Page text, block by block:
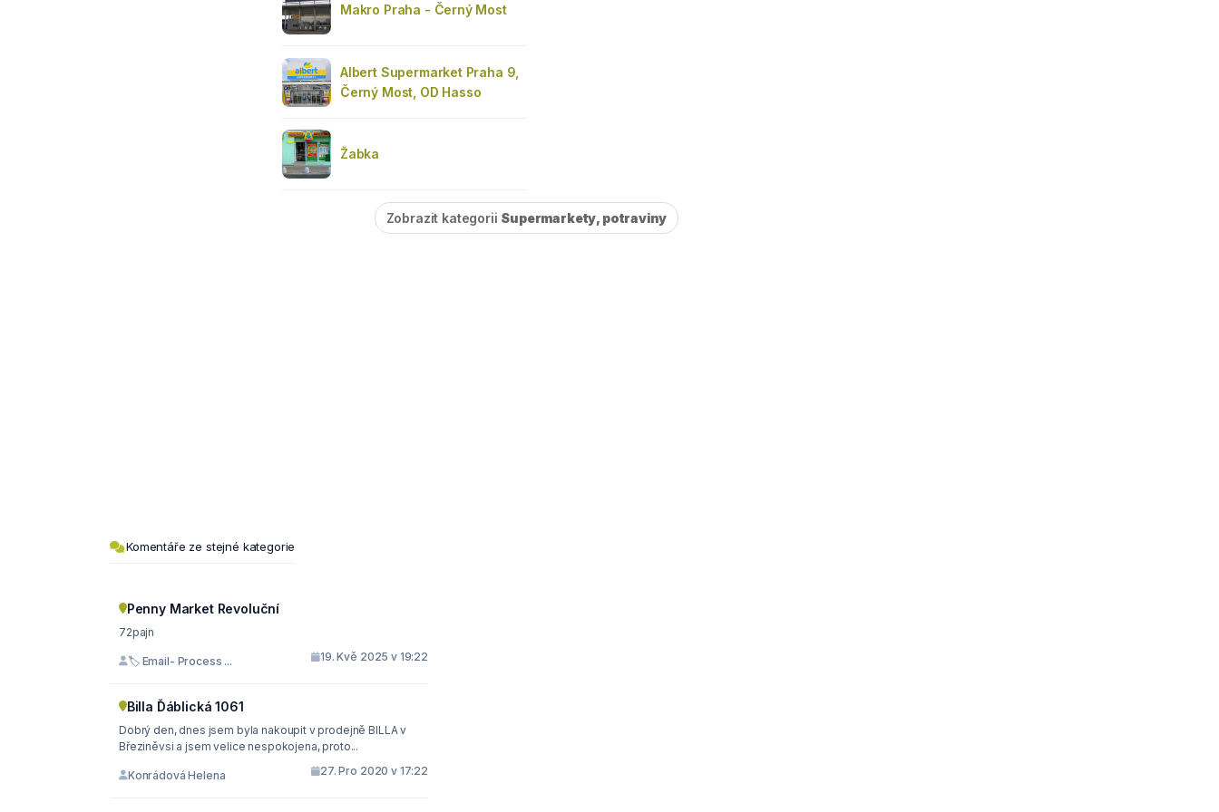
Makro Praha - Černý Most
Albert Supermarket Praha 9,
Černý Most, OD Hasso
Žabka
Zobrazit kategorii Supermarkety, potraviny
Komentáře ze stejné kategorie
Penny Market Revoluční
72pajn
🏷 Email- Process ... 19. Kvě 2025 v 19:22
Billa Ďáblická 1061
Dobrý den, dnes jsem byla nakoupit v prodejně BILLA v
Březiněvsi a jsem velice nespokojena, proto...
Konrádová Helena 27. Pro 2020 v 17:22